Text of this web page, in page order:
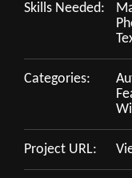
Skills Needed:
Categories:
Project URL: